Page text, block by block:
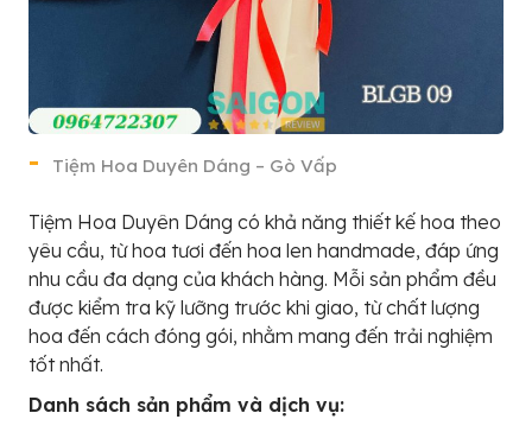
Tiệm Hoa Duyên Dáng – Gò Vấp
Tiệm Hoa Duyên Dáng có khả năng thiết kế hoa theo
yêu cầu, từ hoa tươi đến hoa len handmade, đáp ứng
nhu cầu đa dạng của khách hàng. Mỗi sản phẩm đều
được kiểm tra kỹ lưỡng trước khi giao, từ chất lượng
hoa đến cách đóng gói, nhằm mang đến trải nghiệm
tốt nhất.
Danh sách sản phẩm và dịch vụ: